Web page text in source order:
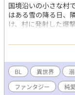
国境沿いの小さな村
はある雪の降る日、
け、村に発射した爆
上崩壊し、死傷者を
の影響で実質戦争孤
る孤児院に引き取
親が行方不明であり
死状態にあるフレイ
イは親を探すため、
入学することを決め
BL 異世界
ファンタジー
純愛